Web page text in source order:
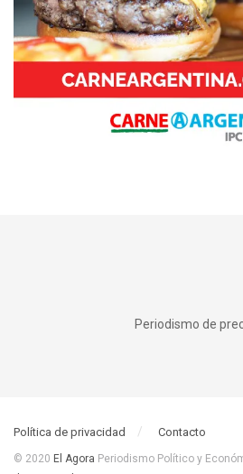
Periodismo de
Política de privacidad Contacto
© 2020 El Agora Periodismo Político y